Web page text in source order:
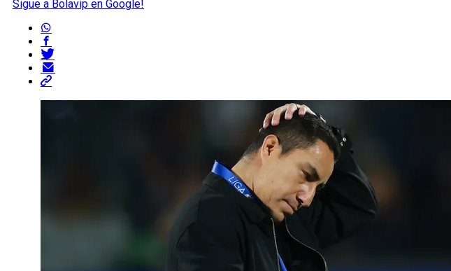
Sigue a Bolavip en Google!